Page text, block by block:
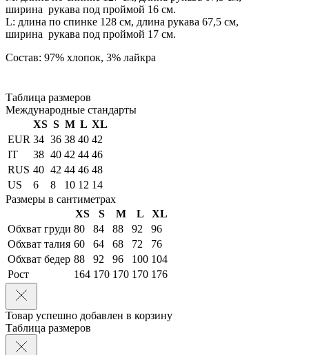
ширина рукава под проймой 16 см.
L: длина по спинке 128 см, длина рукава 67,5 см,
ширина рукава под проймой 17 см.
Состав: 97% хлопок, 3% лайкра
Таблица размеров
Международные стандарты
XS S M L XL
EUR 34 36 38 40 42
IT
38 40 42 44 46
RUS 40 42 44 46 48
US
6 8 10 12 14
Размеры в сантиметрах
XS
S M L
XL
Обхват груди 80 84 88 92
96
Обхват талия 60 64 68 72
76
Обхват бедер 88 92 96 100 104
Рост
164 170 170 170 176
Товар успешно добавлен в корзину
Таблица размеров